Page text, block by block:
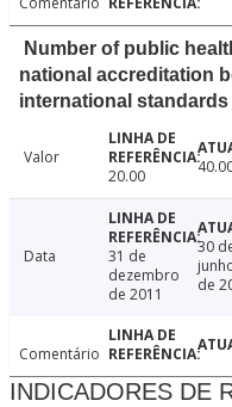
Number of public
national accreditation
international standards
Valor
20.00
Data
31 de
dezembro
de 2011
30
de
Comentário
INDICADORES DE